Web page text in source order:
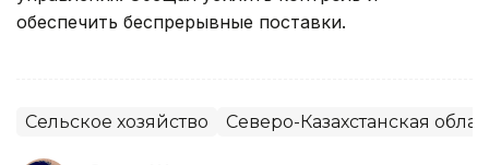
обеспечить беспрерывные поставки.
Сельское хозяйство Северо-Казахстанская